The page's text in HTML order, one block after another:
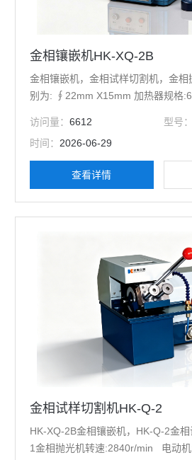
金相镶嵌机HK-XQ-2B
金相镶嵌机，金相试样切割机，金相
别为: ∮22mm X15mm 加热器规格
料
访问量：6612 型号：
时间： 2026-06-29
查看详情
金相试样切割机HK-Q-2
HK-XQ-2B金相镶嵌机，HK-Q-2金
1金相抛光机转速:2840r/min 电动机